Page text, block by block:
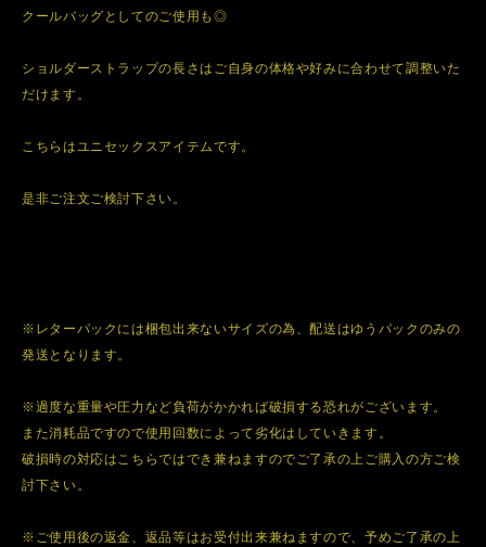
クールバッグとしてのご使用も◎
ショルダーストラップの長さはご自身の体格や好みに合わせて調整いた
だけます。
こちらはユニセックスアイテムです。
是非ご注文ご検討下さい。
※レターパックには梱包出来ないサイズの為、配送はゆうパックのみの
発送となります。
※過度な重量や圧力など負荷がかかれば破損する恐れがございます。
また消耗品ですので使用回数によって劣化はしていきます。
破損時の対応はこちらではでき兼ねますのでご了承の上ご購入の方ご検
討下さい。
※ご使用後の返金、返品等はお受付出来兼ねますので、予めご了承の上